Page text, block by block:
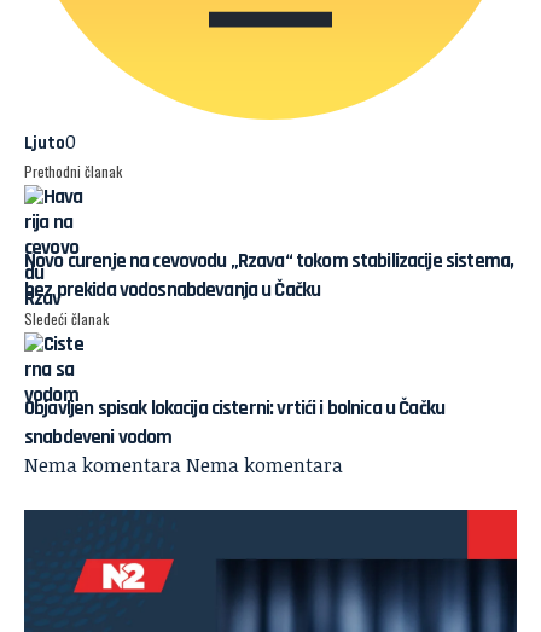
Ljuto0
Prethodni članak
Novo curenje na cevovodu „Rzava“ tokom stabilizacije sistema,
bez prekida vodosnabdevanja u Čačku
Sledeći članak
Objavljen spisak lokacija cisterni: vrtići i bolnica u Čačku
snabdeveni vodom
Nema komentaraNema komentara